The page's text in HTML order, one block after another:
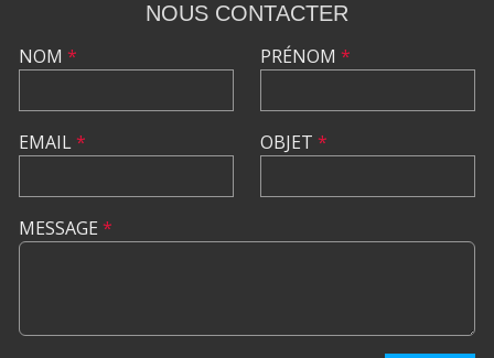
NOUS CONTACTER
NOM *
EMAIL*
PRÉNOM *
OBJET *
MESSAGE *